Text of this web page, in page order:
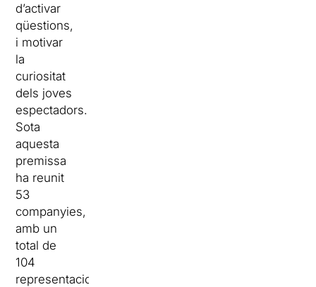
d’activar
qüestions,
i motivar
la
curiositat
dels joves
espectadors.
Sota
aquesta
premissa
ha reunit
53
companyies,
amb un
total de
104
representacions.